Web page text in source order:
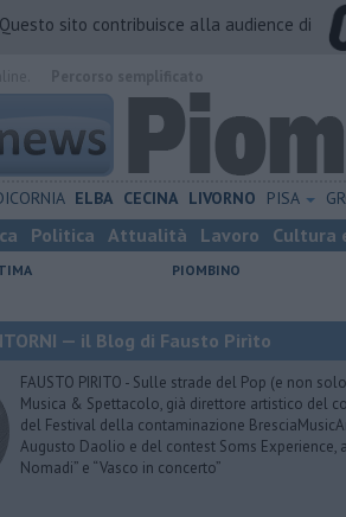
Questo sito contribuisce alla audience di
ELBA CECINA LIVORNO PISA
Politica Attualità Lavoro Cultura
PIOMBINO
— il Blog di Fausto Pirìto
FAUSTO PIRITO - Sulle strade del Pop (e non
Musica & Spettacolo, già direttore artistico del
del Festival della contaminazione
Augusto Daolio e del contest Soms Experience,
Nomadi” e “Vasco in concerto”